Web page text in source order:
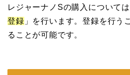
レジャーナノSの購入について
登録 」を行います。登録を行う
ることが可能です。